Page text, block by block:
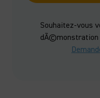
endommagé
Souhaitez-vous
dÃ©monstration